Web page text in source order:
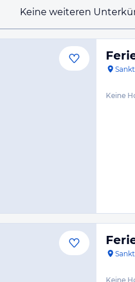
Keine weiteren
Keine
Keine